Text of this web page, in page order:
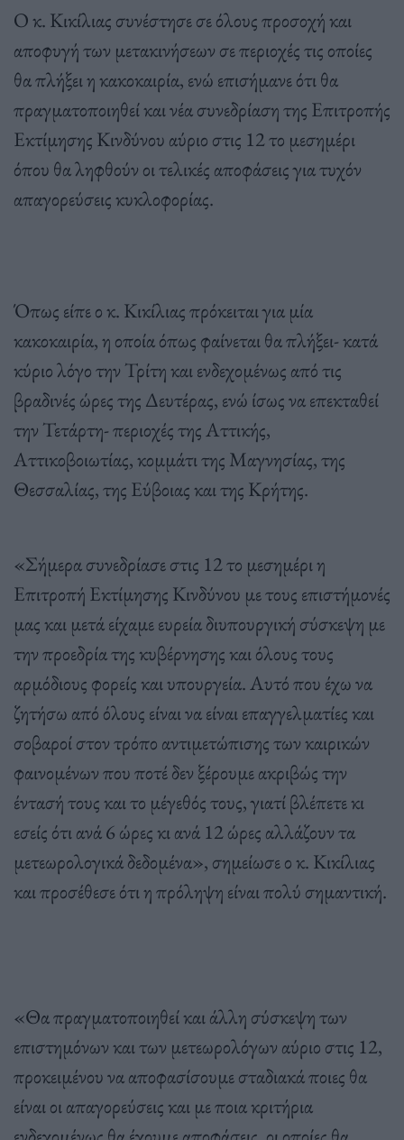
Ο κ. Κικίλιας συνέστησε σε όλους προσοχή και
αποφυγή των μετακινήσεων σε περιοχές τις οποίες
θα πλήξει η κακοκαιρία, ενώ επισήμανε ότι θα
πραγματοποιηθεί και νέα συνεδρίαση της Επιτροπής
Εκτίμησης Κινδύνου αύριο στις 12 το μεσημέρι
όπου θα ληφθούν οι τελικές αποφάσεις για τυχόν
απαγορεύσεις κυκλοφορίας.
Όπως είπε ο κ. Κικίλιας πρόκειται για μία
κακοκαιρία, η οποία όπως φαίνεται θα πλήξει- κατά
κύριο λόγο την Τρίτη και ενδεχομένως από τις
βραδινές ώρες της Δευτέρας, ενώ ίσως να επεκταθεί
την Τετάρτη- περιοχές της Αττικής,
Αττικοβοιωτίας, κομμάτι της Μαγνησίας, της
Θεσσαλίας, της Εύβοιας και της Κρήτης.
«Σήμερα συνεδρίασε στις 12 το μεσημέρι η
Επιτροπή Εκτίμησης Κινδύνου με τους επιστήμονές
μας και μετά είχαμε ευρεία διυπουργική σύσκεψη με
την προεδρία της κυβέρνησης και όλους τους
αρμόδιους φορείς και υπουργεία. Αυτό που έχω να
ζητήσω από όλους είναι να είναι επαγγελματίες και
σοβαροί στον τρόπο αντιμετώπισης των καιρικών
φαινομένων που ποτέ δεν ξέρουμε ακριβώς την
έντασή τους και το μέγεθός τους, γιατί βλέπετε κι
εσείς ότι ανά 6 ώρες κι ανά 12 ώρες αλλάζουν τα
μετεωρολογικά δεδομένα», σημείωσε ο κ. Κικίλιας
και προσέθεσε ότι η πρόληψη είναι πολύ σημαντική.
«Θα πραγματοποιηθεί και άλλη σύσκεψη των
επιστημόνων και των μετεωρολόγων αύριο στις 12,
προκειμένου να αποφασίσουμε σταδιακά ποιες θα
είναι οι απαγορεύσεις και με ποια κριτήρια